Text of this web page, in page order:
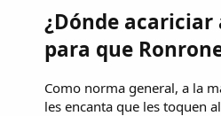
¿Dónde acariciar
para que
Como norma general, a la
les encanta que les toquen